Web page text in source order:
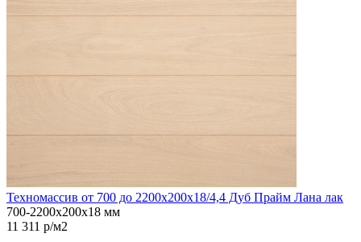
Техномассив от 700 до 2200х200х18/4,4 Дуб Прайм Лана лак
700-2200х200х18 мм
11 311 р/м2